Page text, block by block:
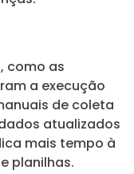
como as
a execução
de coleta
atualizados
mais tempo à
planilhas.